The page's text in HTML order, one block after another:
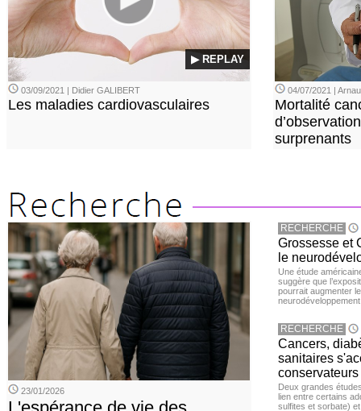
▶ REPLAY
03/09/2021 | Didier GALIBERT
Les maladies cardiovasculaires
04/07/2021 |
Mortalité
surprenants
23/01/2026
RECHERCHE
Grossesse et
le
Une étude
suggère que
pourrait augmenter
neurodéveloppement
RECHERCHE
Cancers,
sanitaires
conservateurs
Deux grandes
lien entre certains
sulfites et sorbate)